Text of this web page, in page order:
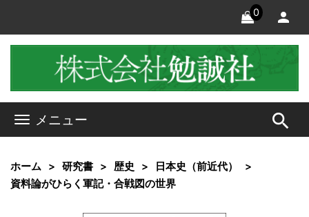
0
メニュー search
ホーム 研究書 歴史
日本史（前近代）
資料論がひらく軍記・合戦図の世界